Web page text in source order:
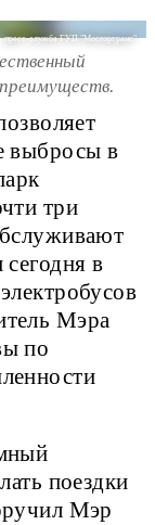
пресс-служба ГУП "Мосгортранс"
выбросы в
три
в
Мэра
по
поездки
Мэр